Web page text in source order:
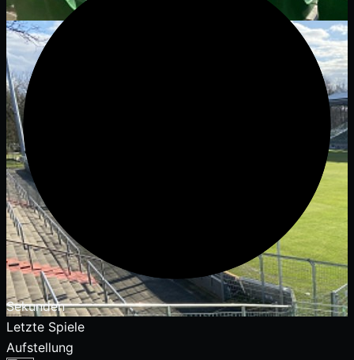
Sekunden
Letzte Spiele
Aufstellung